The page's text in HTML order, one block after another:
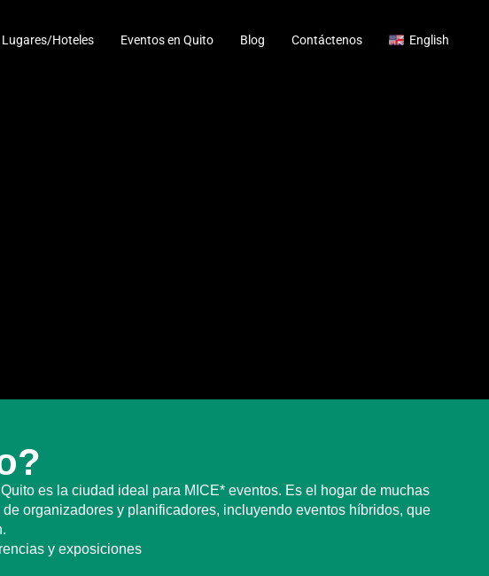
Lugares/Hoteles Eventos en Quito Blog Contáctenos English
es la ciudad ideal para MICE* eventos. Es el hogar de muchas
organizadores y planificadores, incluyendo eventos híbridos, que
y exposiciones